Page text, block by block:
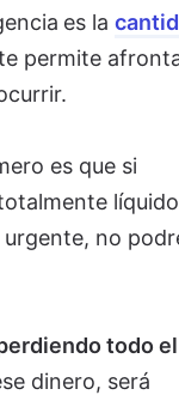
es la
permite
es que si
no
todo el
dinero, será